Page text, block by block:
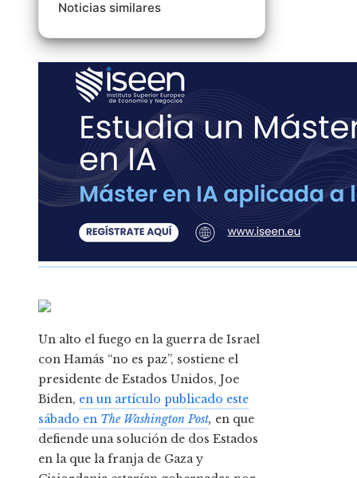
Noticias similares
Un alto el fuego en la guerra de Israel
con Hamás “no es paz”, sostiene el
presidente de Estados Unidos, Joe
Biden, en un artículo publicado este
sábado en The Washington Post, en que
defiende una solución de dos Estados
en la que la franja de Gaza y